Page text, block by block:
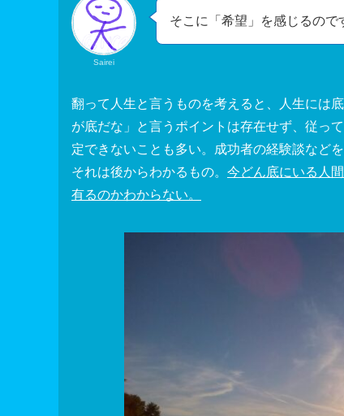
Sairei
そこに「希望」を感じるので
翻って人生と言うものを考えると、人生には
が底だな」と言うポイントは存在せず、従っ
定できないことも多い。成功者の経験談など
それは後からわかるもの。 今どん底にいる人
有るのかわからない。